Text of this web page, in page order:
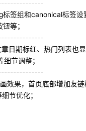
标签组和canonical标签设
等；
日期标红、热门列表也
节调整；
效果，首页底部增加友
节优化；